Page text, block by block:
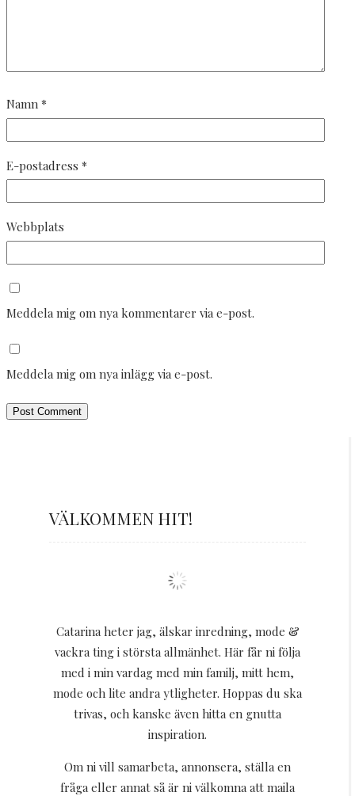
Namn *
E-postadress *
Webbplats
Meddela mig om nya kommentarer via e-post.
Meddela mig om nya inlägg via e-post.
VÄLKOMMEN HIT!
Catarina heter jag, älskar inredning, mode &
vackra ting i största allmänhet. Här får ni följa
med i min vardag med min familj, mitt hem,
mode och lite andra ytligheter. Hoppas du ska
trivas, och kanske även hitta en gnutta
inspiration.
Om ni vill samarbeta, annonsera, ställa en
fråga eller annat så är ni välkomna att maila